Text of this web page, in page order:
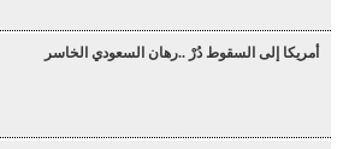
أمريكا إلى السقوط دُرْ ..رهان السعودي الخاسر